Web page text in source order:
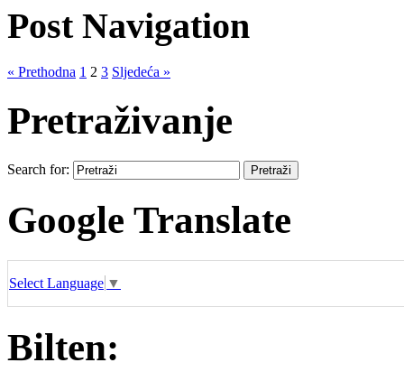
Post Navigation
« Prethodna 1 2 3 Sljedeća »
Pretraživanje
Search for:
Google Translate
Select Language ▼
Bilten: